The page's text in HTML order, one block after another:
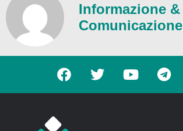
Informazione &
Comunicazione